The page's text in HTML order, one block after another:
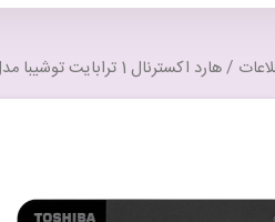
/ هارد اکسترنال 1 ترابایت توشیبا مدل Toshiba Canvio Ready با گارانتی 22 ماهه شرکتی